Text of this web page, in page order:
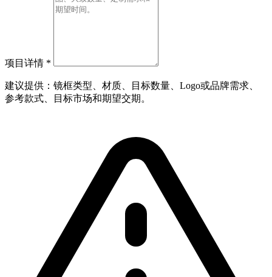
项目详情 *
建议提供：镜框类型、材质、目标数量、Logo或品牌需求、
参考款式、目标市场和期望交期。